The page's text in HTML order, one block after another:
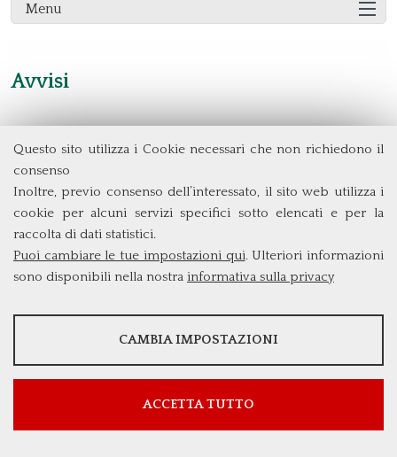
Questo sito utilizza i Cookie necessari che non richiedono il
consenso
Inoltre, previo consenso dell’interessato, il sito web utilizza i
cookie per alcuni servizi specifici sotto elencati e per la
raccolta di dati statistici.
Puoi cambiare le tue impostazioni qui. Ulteriori informazioni
sono disponibili nella nostra informativa sulla privacy
STATISTICHE
Mostra maggiori informazioni
Google Analytics
CAMBIA IMPOSTAZIONI
ACCETTA TUTTO
Menu
Avvisi
Università degli Studi di Roma Tor Vergata
Via Columbia, 2
00133 Roma (Italia)
Tel. +39 06 7259 3299/5837
biennio@clem.uniroma2.it